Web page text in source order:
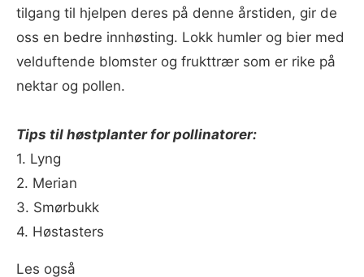
tilgang til hjelpen deres på denne årstiden, gir de
oss en bedre innhøsting. Lokk humler og bier med
velduftende blomster og frukttrær som er rike på
nektar og pollen.
Tips til høstplanter for pollinatorer:
1. Lyng
2. Merian
3. Smørbukk
4. Høstasters
Les også